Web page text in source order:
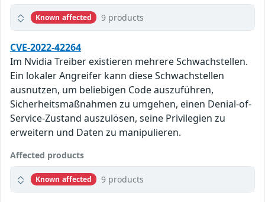
Known affected 9 products
CVE-2022-42264
Im Nvidia Treiber existieren mehrere Schwachstellen.
Ein lokaler Angreifer kann diese Schwachstellen
ausnutzen, um beliebigen Code auszuführen,
Sicherheitsmaßnahmen zu umgehen, einen Denial-of-
Service-Zustand auszulösen, seine Privilegien zu
erweitern und Daten zu manipulieren.
Affected products
Known affected 9 products